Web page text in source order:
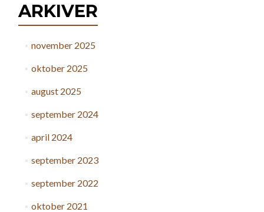
ARKIVER
november 2025
oktober 2025
august 2025
september 2024
april 2024
september 2023
september 2022
oktober 2021